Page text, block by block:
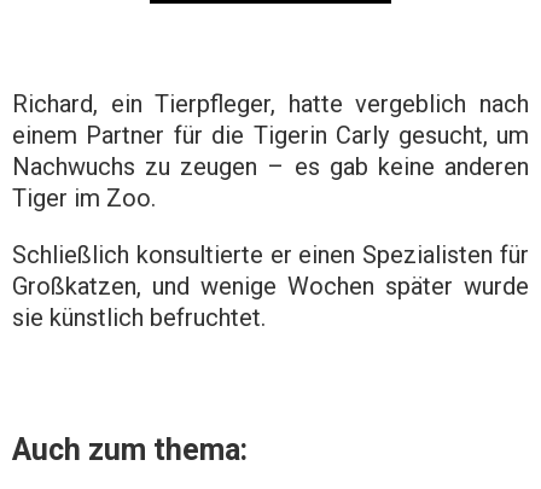
Richard, ein Tierpfleger, hatte vergeblich nach
einem Partner für die Tigerin Carly gesucht, um
Nachwuchs zu zeugen – es gab keine anderen
Tiger im Zoo.
Schließlich konsultierte er einen Spezialisten für
Großkatzen, und wenige Wochen später wurde
sie künstlich befruchtet.
Auch zum thema: